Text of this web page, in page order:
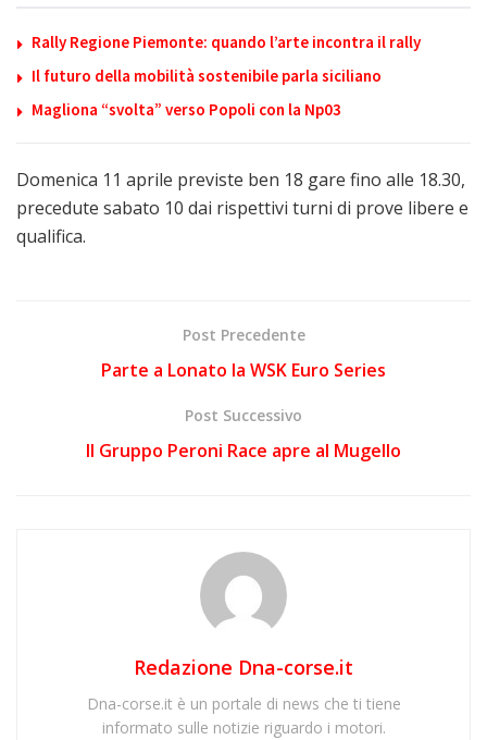
Rally Regione Piemonte: quando l’arte incontra il rally
Il futuro della mobilità sostenibile parla siciliano
Magliona “svolta” verso Popoli con la Np03
Domenica 11 aprile previste ben 18 gare fino alle 18.30,
precedute sabato 10 dai rispettivi turni di prove libere e
qualifica.
Post Precedente
Parte a Lonato la WSK Euro Series
Post Successivo
Il Gruppo Peroni Race apre al Mugello
Redazione Dna-corse.it
Dna-corse.it è un portale di news che ti tiene
informato sulle notizie riguardo i motori.